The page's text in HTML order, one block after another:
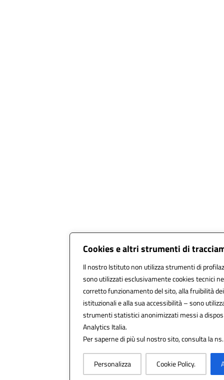
Cookies e altri strumenti di
Il nostro Istituto non utilizza strumenti di
sono utilizzati esclusivamente cookies tecnici
corretto funzionamento del sito, alla fruibilità
istituzionali e alla sua accessibilità – sono
strumenti statistici anonimizzati messi a
Analytics Italia.
Per saperne di più sul nostro sito, consulta la
Personalizza Cookie Policy.